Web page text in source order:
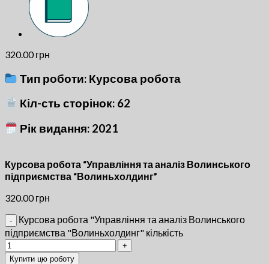
320.00грн
Тип роботи: Курсова робота
Кіл-сть сторінок: 62
Рік видання: 2021
Курсова робота “Управління та аналіз Волинського
підприємства “Волиньхолдинг”
320.00грн
Курсова робота "Управління та аналіз Волинського
підприємства "Волиньхолдинг" кількість
Купити цю роботу